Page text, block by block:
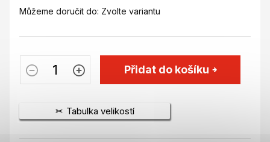
Můžeme doručit do: Zvolte variantu
Přidat do košíku
Tabulka velikostí